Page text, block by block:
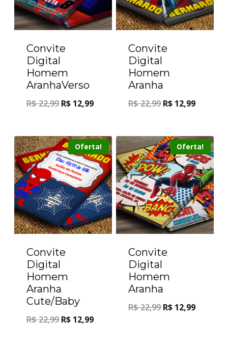
Convite
Digital
Homem
AranhaVerso
R$22,99 R$ 12,99
Convite
Digital
Homem
Aranha
R$22,99 R$ 12,99
Oferta!
Convite
Digital
Homem
Aranha
Cute/Baby
R$22,99 R$ 12,99
Oferta!
Convite
Digital
Homem
Aranha
R$22,99 R$ 12,99